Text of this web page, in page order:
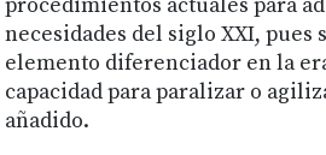
procedimientos actuales para
necesidades del siglo XXI, pues
elemento diferenciador en la
capacidad para paralizar o
añadido.